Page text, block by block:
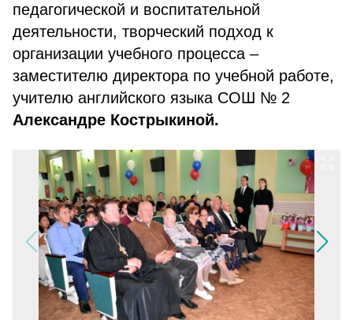
педагогической и воспитательной
деятельности, творческий подход к
организации учебного процесса –
заместителю директора по учебной работе,
учителю английского языка СОШ № 2
Александре Кострыкиной.